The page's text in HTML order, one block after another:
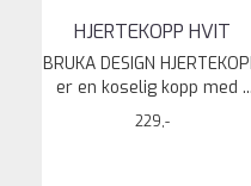
HJERTEKOPP HVIT
BRUKA DESIGN
er en koselig kopp med ...
229,-